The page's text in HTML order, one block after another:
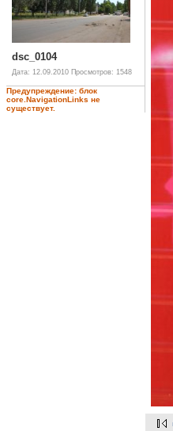
dsc_0104
Дата: 12.09.2010 Просмотров: 1548
Предупреждение: блок
core.NavigationLinks не
существует.